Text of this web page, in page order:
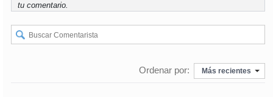
soypuertomontt
soychiloé
tu comentario.
Ordenar por: Más recientes